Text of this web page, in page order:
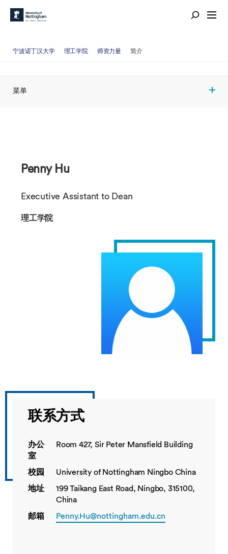
宁波诺丁汉大学 理工学院 师资力量 简介
菜单
Penny Hu
Executive Assistant to Dean
理工学院
联系方式
办公
室
Room 427, Sir Peter Mansfield Building
校园
University of Nottingham Ningbo China
地址
199 Taikang East Road, Ningbo, 315100,
China
邮箱
Penny.Hu@nottingham.edu.cn